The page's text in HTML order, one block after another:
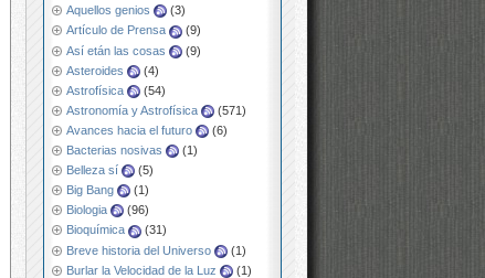
Aquellos genios
(3)
Artículo de Prensa
(9)
Así etán las cosas
(9)
Asteroides
(4)
Astrofísica
(54)
Astronomía y Astrofísica
(571)
Avances hacia el futuro
(6)
Bacterias nosivas
(1)
Belleza sí
(5)
Big Bang
(1)
Biologia
(96)
Bioquímica
(31)
Breve historia del Universo
(1)
Burlar la Velocidad de la Luz
(1)